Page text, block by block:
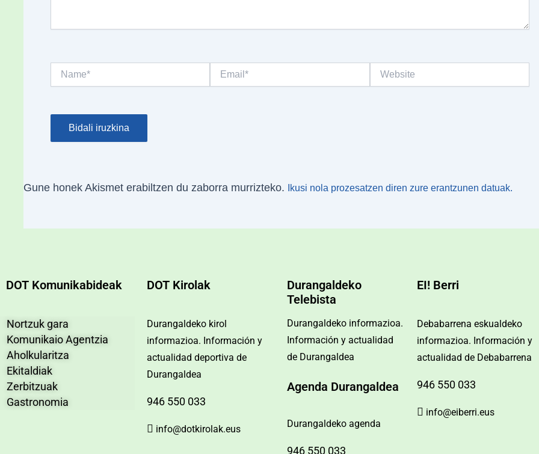
Gune honek Akismet erabiltzen du zaborra murrizteko. Ikusi nola prozesatzen diren zure erantzunen datuak.
DOT Komunikabideak
Nortzuk gara
Komunikaio Agentzia
Aholkularitza
Ekitaldiak
Zerbitzuak
Gastronomia
DOT Kirolak
Durangaldeko kirol
informazioa. Información y
actualidad deportiva de
Durangaldea
946 550 033
info@dotkirolak.eus
Durangaldeko
Telebista
Durangaldeko informazioa.
Información y actualidad
de Durangaldea
Agenda Durangaldea
Durangaldeko agenda
946 550 033
EI! Berri
Debabarrena eskualdeko
informazioa. Información y
actualidad de Debabarrena
946 550 033
info@eiberri.eus